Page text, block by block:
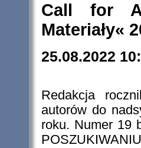
Call for
Materiały«
25.08.2022
Redakcja
autorów do
roku. Numer 19